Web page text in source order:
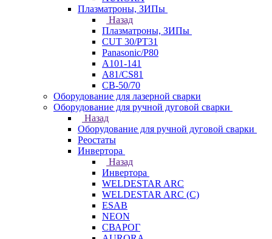
Плазматроны, ЗИПы
Назад
Плазматроны, ЗИПы
CUT 30/PT31
Panasonic/P80
А101-141
А81/CS81
СВ-50/70
Оборудование для лазерной сварки
Оборудование для ручной дуговой сварки
Назад
Оборудование для ручной дуговой сварки
Реостаты
Инвертора
Назад
Инвертора
WELDESTAR ARC
WELDESTAR ARC (С)
ESAB
NEON
СВАРОГ